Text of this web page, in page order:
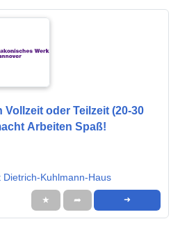
Vollzeit oder Teilzeit (20-30
Arbeiten Spaß!
Kuhlmann-Haus
★ ➦ ➜